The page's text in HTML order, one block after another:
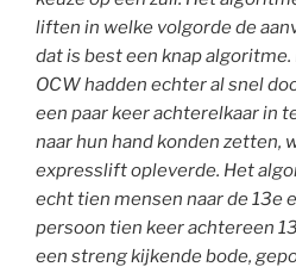
liften in welke volgorde de
dat is best een knap
OCW hadden echter al snel
een paar keer achterelkaar in
naar hun hand konden zetten,
expresslift opleverde. Het
echt tien mensen naar de 13e
persoon tien keer achtereen
een streng kijkende bode,